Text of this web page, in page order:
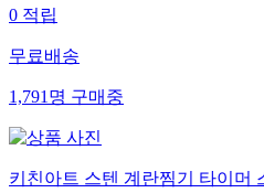
0적립
무료배송
1,791명구매중
키친아트 스텐 계란찜기 타이머